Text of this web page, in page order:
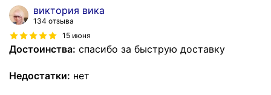
виктория вика
134 отзыва
15 июня
Достоинства: спасибо за быструю доставку
Недостатки: нет